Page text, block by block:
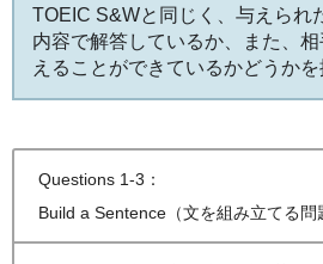
TOEIC S&Wと同じく、与えられ
内容で解答しているか、また、
えることができているかどうかを
Questions 1-3：
Build a Sentence （文を組み立てる問